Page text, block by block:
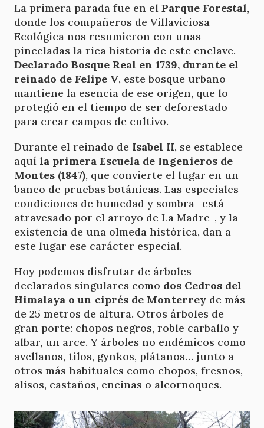
La primera parada fue en el Parque Forestal,
donde los compañeros de Villaviciosa
Ecológica nos resumieron con unas
pinceladas la rica historia de este enclave.
Declarado Bosque Real en 1739, durante el
reinado de Felipe V, este bosque urbano
mantiene la esencia de ese origen, que lo
protegió en el tiempo de ser deforestado
para crear campos de cultivo.
Durante el reinado de Isabel II, se establece
aquí la primera Escuela de Ingenieros de
Montes (1847), que convierte el lugar en un
banco de pruebas botánicas. Las especiales
condiciones de humedad y sombra -está
atravesado por el arroyo de La Madre-, y la
existencia de una olmeda histórica, dan a
este lugar ese carácter especial.
Hoy podemos disfrutar de árboles
declarados singulares como dos Cedros del
Himalaya o un ciprés de Monterrey de más
de 25 metros de altura. Otros árboles de
gran porte: chopos negros, roble carballo y
albar, un arce. Y árboles no endémicos como
avellanos, tilos, gynkos, plátanos… junto a
otros más habituales como chopos, fresnos,
alisos, castaños, encinas o alcornoques.